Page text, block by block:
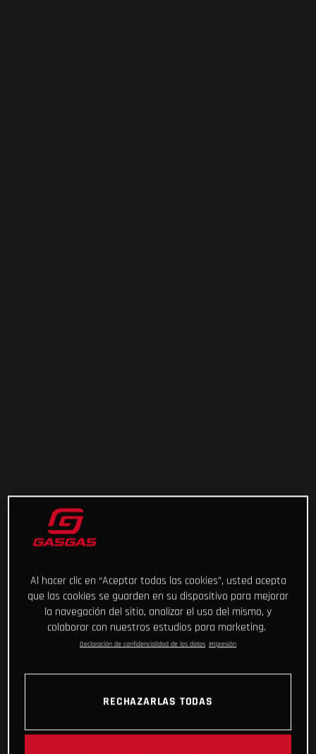
Al hacer clic en “Aceptar todas las cookies”, usted acepta
que las cookies se guarden en su dispositivo para mejorar
la navegación del sitio, analizar el uso del mismo, y
colaborar con nuestros estudios para marketing.
Declaración de confidencialidad de los datos Impresión
RECHAZARLAS TODAS